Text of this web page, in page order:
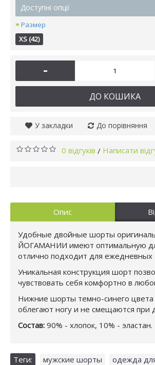
Доступні опції
Размер
XS (42)
-
ДО КОШИКА
У закладки До порівняння
0 відгуків / Написати
Опис
Удобные двойные шорты
ЙОГАМАНИИ имеют оптимальную
отлично подходит для ежедневных
Уникальная конструкция шорт
чувствовать себя комфортно в
Нижние шорты темно-синего цвета
облегают ногу и не смещаются при
Состав: 90% - хлопок, 10% - эластан.
Теги: мужские шорты одежда